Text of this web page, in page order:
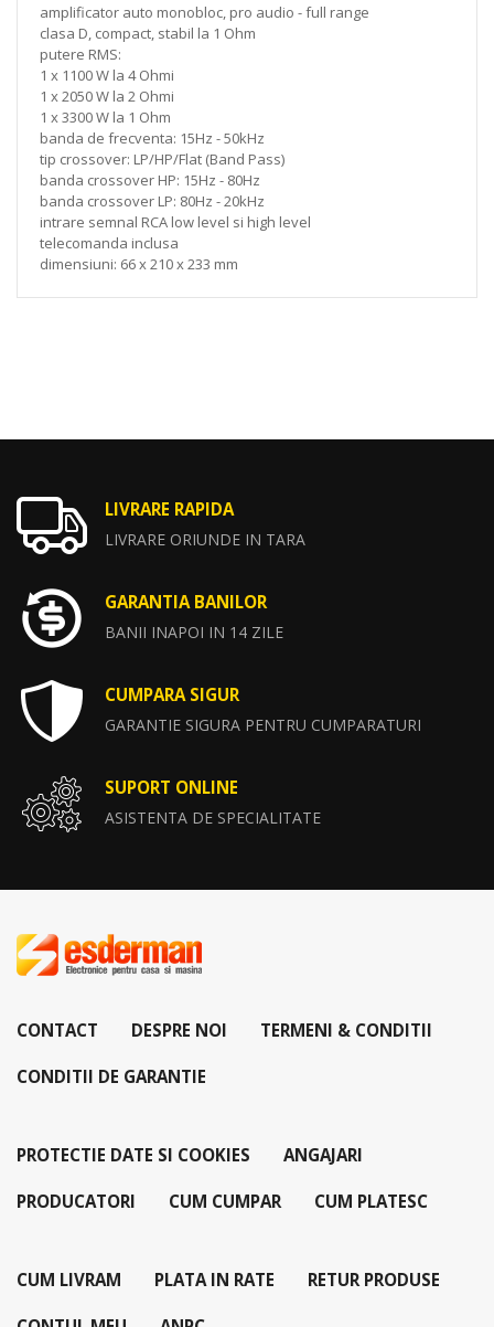
amplificator auto monobloc, pro audio - full range
clasa D, compact, stabil la 1 Ohm
putere RMS:
1 x 1100 W la 4 Ohmi
1 x 2050 W la 2 Ohmi
1 x 3300 W la 1 Ohm
banda de frecventa: 15Hz - 50kHz
tip crossover: LP/HP/Flat (Band Pass)
banda crossover HP: 15Hz - 80Hz
banda crossover LP: 80Hz - 20kHz
intrare semnal RCA low level si high level
telecomanda inclusa
dimensiuni: 66 x 210 x 233 mm
LIVRARE RAPIDA
LIVRARE ORIUNDE IN TARA
GARANTIA BANILOR
BANII INAPOI IN 14 ZILE
CUMPARA SIGUR
GARANTIE SIGURA PENTRU CUMPARATURI
SUPORT ONLINE
ASISTENTA DE SPECIALITATE
CONTACT DESPRE NOI TERMENI & CONDITII
CONDITII DE GARANTIE
PROTECTIE DATE SI COOKIES ANGAJARI
PRODUCATORI CUM CUMPAR CUM PLATESC
CUM LIVRAM PLATA IN RATE RETUR PRODUSE